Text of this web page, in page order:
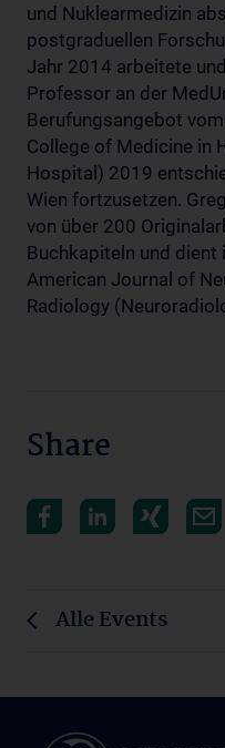
und Nuklearmedizin
postgraduellen
Jahr 2014 arbeitete
Professor an der
Berufungsangebot
College of Medicine in
Hospital) 2019
Wien fortzusetzen.
von über 200
Buchkapiteln und
American Journal of
Radiology
Share
Alle Events